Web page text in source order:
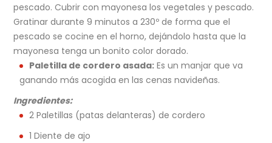
pescado. Cubrir con mayonesa los vegetales y pescado.
Gratinar durante 9 minutos a 230º de forma que el
pescado se cocine en el horno, dejándolo hasta que la
mayonesa tenga un bonito color dorado.
Paletilla de cordero asada: Es un manjar que va
ganando más acogida en las cenas navideñas.
Ingredientes:
2 Paletillas (patas delanteras) de cordero
1 Diente de ajo